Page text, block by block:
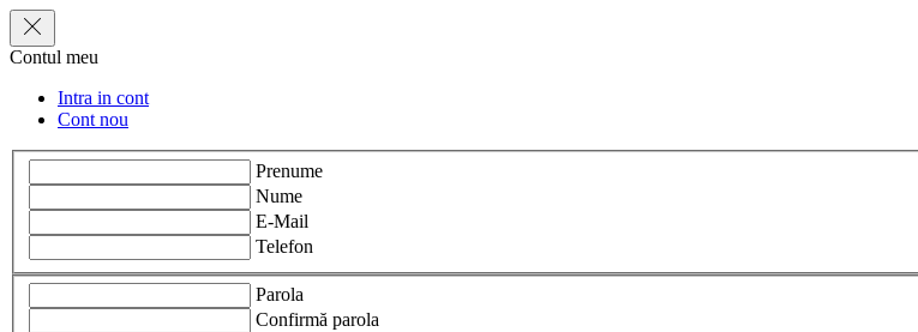
Contul meu
Intra in cont
Cont nou
Prenume
Nume
E-Mail
Telefon
Parola
Confirmă parola